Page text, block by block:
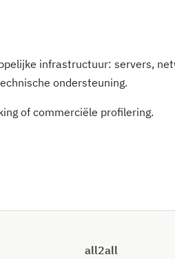
infrastructuur: servers,
ondersteuning.
of commerciële profilering.
all2all